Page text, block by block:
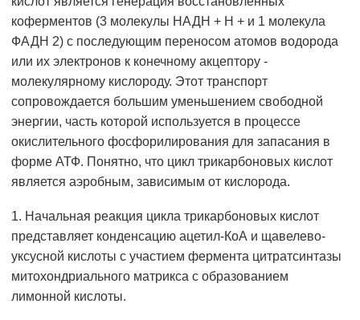
коферментов (3 молекулы НАДН + Н + и 1 молекула
ФАДН 2) с последующим переносом атомов водорода
или их электронов к конечному акцептору -
молекулярному кислороду. Этот транспорт
сопровождается большим уменьшением свободной
энергии, часть которой используется в процессе
окислительного фосфорилирования для запасания в
форме АТФ. Понятно, что цикл трикарбоновых кислот
является аэробным, зависимым от кислорода.
1. Начальная реакция цикла трикарбоновых кислот
представляет конденсацию ацетил-КоА и щавелево-
уксусной кислоты с участием фермента цитратсинтазы
митохондриального матрикса с образованием
лимонной кислоты.